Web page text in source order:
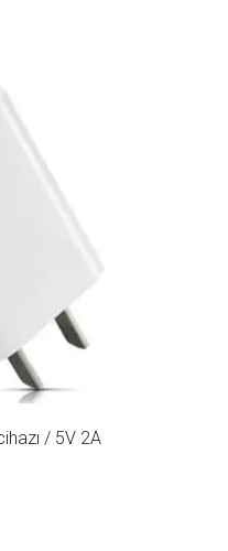
/ 5V 2A